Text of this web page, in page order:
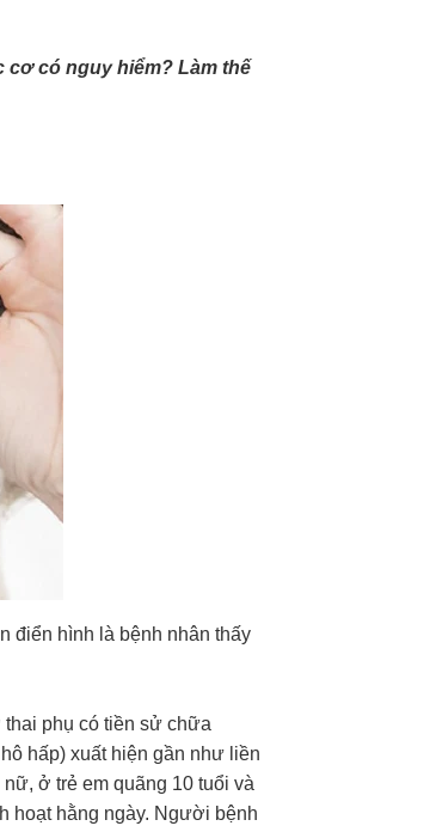
có nguy hiểm? Làm thế
điển hình là bệnh nhân thấy
phụ có tiền sử chữa
hấp) xuất hiện gần như liền
ở trẻ em quãng 10 tuổi và
hoạt hằng ngày. Người bệnh